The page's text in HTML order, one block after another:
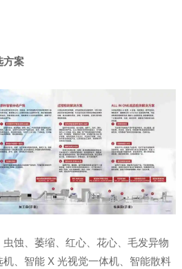
方案
蚀、萎缩、红心、花心、毛发异物
、智能 X 光视觉一体机、智能散料